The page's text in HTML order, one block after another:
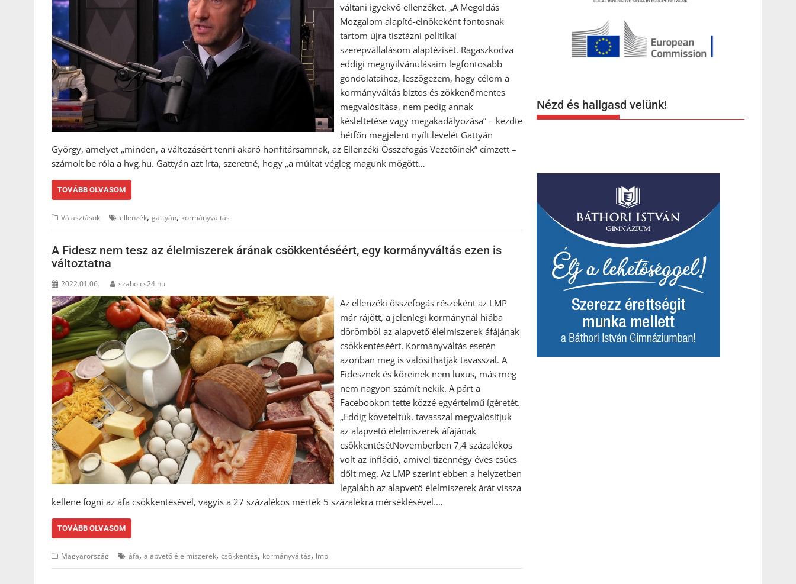
váltani igyekvő ellenzéket. „A Megoldás
Mozgalom alapító-elnökeként fontosnak
tartom újra tisztázni politikai
szerepvállalásom alaptézisét. Ragaszkodva
eddigi megnyilvánulásaim legfontosabb
gondolataihoz, leszögezem, hogy célom a
kormányváltás biztos és zökkenőmentes
megvalósítása, nem pedig annak
késleltetése vagy megakadályozása” – kezdte
hétfőn megjelent nyílt levelét Gattyán
György, amelyet „minden, a változásért tenni akaró honfitársamnak, az Ellenzéki Összefogás Vezetőinek” címzett –
számolt be róla a hvg.hu. Gattyán azt írta, szeretné, hogy „a múltat végleg magunk mögött…
TOVÁBB OLVASOM
Választások ellenzék, gattyán, kormányváltás
A Fidesz nem tesz az élelmiszerek árának csökkentéséért, egy kormányváltás ezen is
változtatna
2022.01.06. szabolcs24.hu
Az ellenzéki összefogás részeként az LMP
már rájött, a jelenlegi kormánynál hiába
dörömböl az alapvető élelmiszerek áfájának
csökkentéséért. Kormányváltás esetén
azonban meg is valósíthatják tavasszal. A
Fidesznek és köreinek nem luxus, más meg
nem nagyon számít nekik. A párt a
Facebookon tette közzé egyértelmű ígéretét.
„Eddig követeltük, tavasszal megvalósítjuk
az alapvető élelmiszerek áfájának
csökkentésétNovemberben 7,4 százalékos
volt az infláció, amivel tizennégy éves csúcs
dőlt meg. Az LMP szerint ebben a helyzetben
legalább az alapvető élelmiszerek árát vissza
kellene fogni az áfa csökkentésével, vagyis a 27 százalékos mérték 5 százalékra mérséklésével.…
TOVÁBB OLVASOM
Magyarország áfa, alapvető élelmiszerek, csökkentés, kormányváltás, lmp
Nézd és hallgasd velünk!